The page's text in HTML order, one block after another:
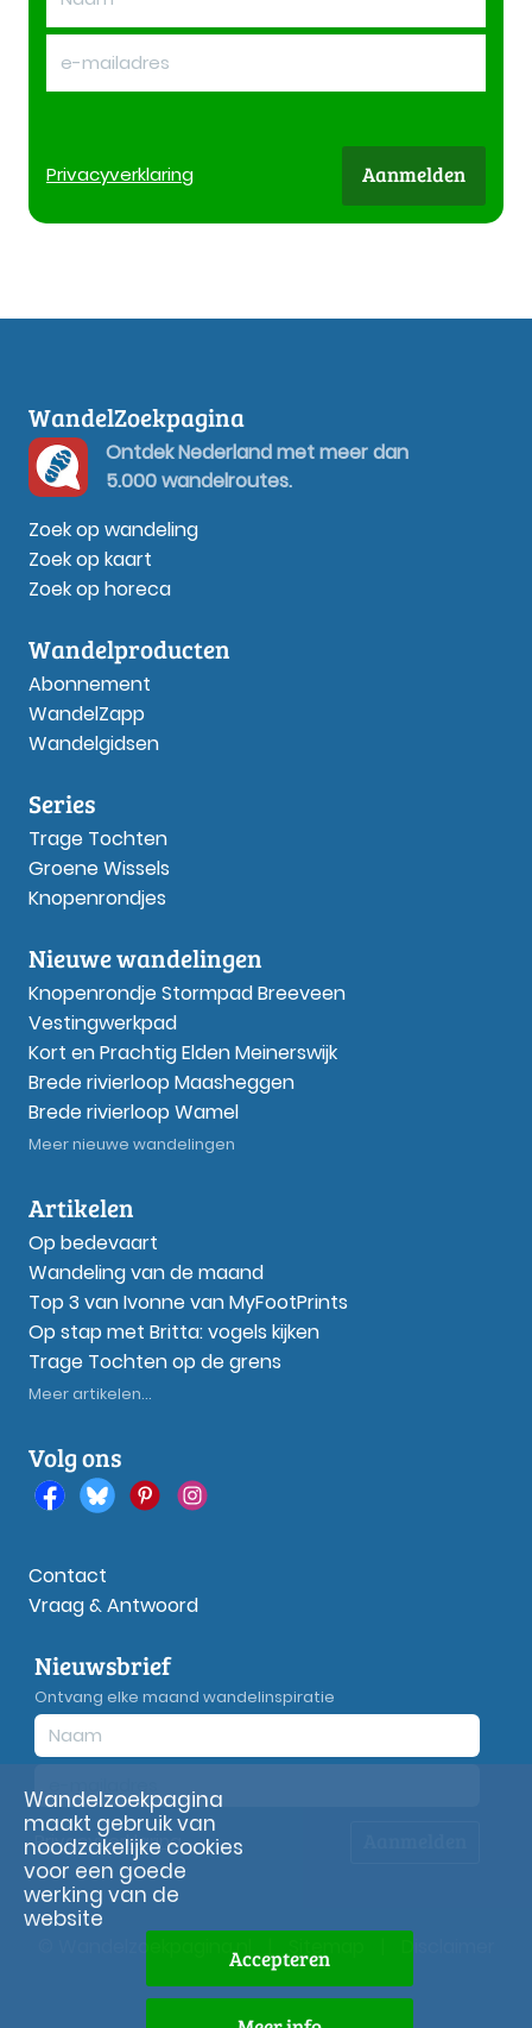
Privacyverklaring Aanmelden
WandelZoekpagina
Ontdek Nederland met meer dan
5.000 wandelroutes.
Zoek op wandeling
Zoek op kaart
Zoek op horeca
Wandelproducten
Abonnement
WandelZapp
Wandelgidsen
Series
Trage Tochten
Groene Wissels
Knopenrondjes
Nieuwe wandelingen
Knopenrondje Stormpad Breeveen
Vestingwerkpad
Kort en Prachtig Elden Meinerswijk
Brede rivierloop Maasheggen
Brede rivierloop Wamel
Meer nieuwe wandelingen
Artikelen
Op bedevaart
Wandeling van de maand
Top 3 van Ivonne van MyFootPrints
Op stap met Britta: vogels kijken
Trage Tochten op de grens
Meer artikelen...
Volg ons
Contact
Vraag & Antwoord
Nieuwsbrief
Ontvang elke maand wandelinspiratie
Privacyverklaring
© Wandelzoekpagina.nl
Wandelzoekpagina
maakt gebruik van
noodzakelijke cookies
voor een goede
werking van de
website
Accepteren